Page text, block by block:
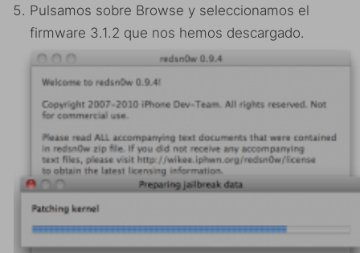
Pulsamos sobre Browse y seleccionamos el
firmware 3.1.2 que nos hemos descargado.